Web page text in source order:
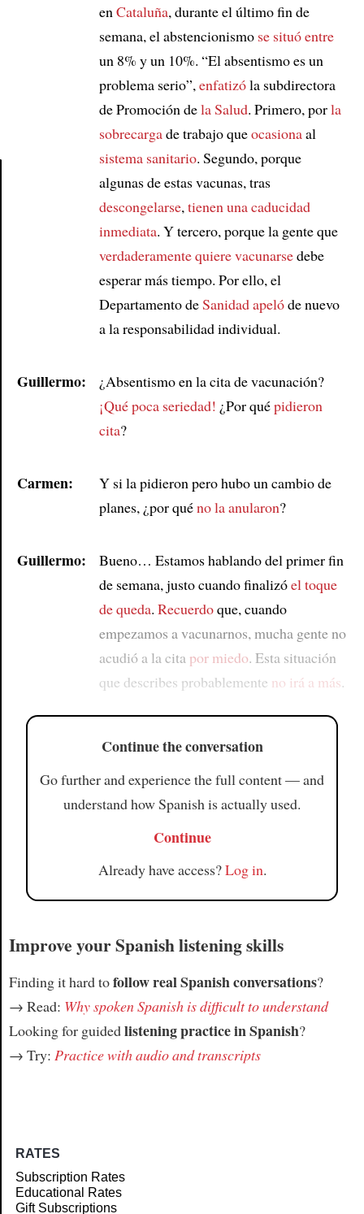
en Cataluña, durante el último fin de
semana, el abstencionismo se situó entre
un 8% y un 10%. “El absentismo es un
problema serio”, enfatizóla subdirectora
de Promoción dela Salud. Primero, porla
sobrecargade trabajo queocasionaal
sistema sanitario. Segundo, porque
algunas de estas vacunas, tras
descongelarse, tienen una caducidad
inmediata. Y tercero, porque la gente que
verdaderamente quiere vacunarsedebe
esperar más tiempo. Por ello, el
Departamento deSanidadapelóde nuevo
a la responsabilidad individual.
Guillermo:
¿Absentismo en la cita de vacunación?
¡Qué poca seriedad! ¿Por quépidieron
cita?
Carmen:
Y si la pidieron pero hubo un cambio de
planes, ¿por quéno la anularon?
Guillermo:
Bueno… Estamos hablando del primer fin
de semana, justo cuando finalizóel toque
de queda. Recuerdoque, cuando
empezamos a vacunarnos, mucha gente no
acudió a la cita por miedo. Esta situación
que describes probablemente no irá a más.
Continue the conversation
Go further and experience the full content — and
understand how Spanish is actually used.
Continue
Already have access?Log in.
Improve your Spanish listening skills
Finding it hard tofollow real Spanish conversations?
→ Read: Why spoken Spanish is difficult to understand
Looking for guidedlistening practice in Spanish?
→ Try: Practice with audio and transcripts
RATES
Subscription Rates
Educational Rates
Gift Subscriptions